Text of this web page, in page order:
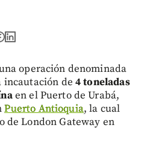
operación denominada
incautación de 4 toneladas
en el Puerto de Urabá,
Puerto Antioquia, la cual
de London Gateway en